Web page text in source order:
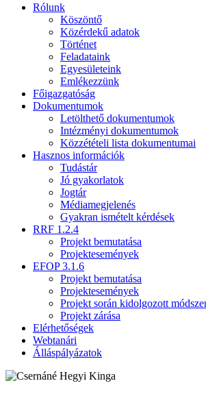
Rólunk
Köszöntő
Közérdekű adatok
Történet
Feladataink
Egyesületeink
Emlékezzünk
Főigazgatóság
Dokumentumok
Letölthető dokumentumok
Intézményi dokumentumok
Közzétételi lista dokumentumai
Hasznos információk
Tudástár
Jó gyakorlatok
Jogtár
Médiamegjelenés
Gyakran ismételt kérdések
RRF 1.2.4
Projekt bemutatása
Projektesemények
EFOP 3.1.6
Projekt bemutatása
Projektesemények
Projekt során kidolgozott
Projekt zárása
Elérhetőségek
Webtanári
Álláspályázatok